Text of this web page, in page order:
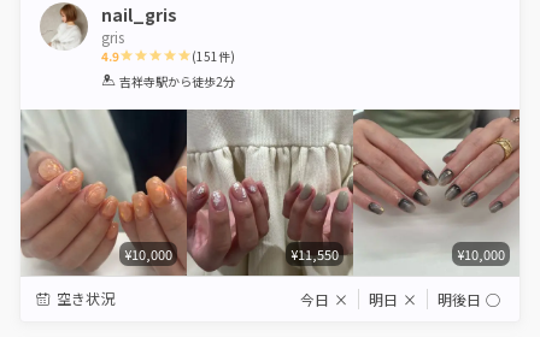
nail_gris
gris
4.9
1 2 3 4 5
(151件)
吉祥寺駅から徒歩2分
¥10,000 ¥11,550 ¥10,000
空き状況 今日 × 明日 × 明後日 ◯